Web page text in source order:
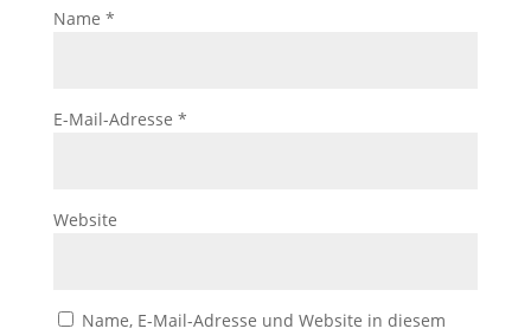
Name *
E-Mail-Adresse *
Website
Name, E-Mail-Adresse und Website in diesem